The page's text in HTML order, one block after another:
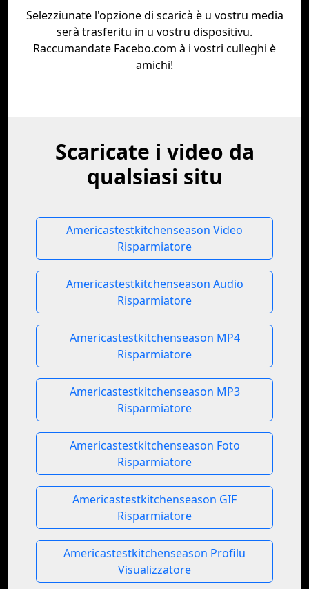
Selezziunate l'opzione di scaricà è u vostru media
serà trasferitu in u vostru dispositivu.
Raccumandate Facebo.com à i vostri culleghi è
amichi!
Scaricate i video da
qualsiasi situ
Americastestkitchenseason Video
Risparmiatore
Americastestkitchenseason Audio
Risparmiatore
Americastestkitchenseason MP4
Risparmiatore
Americastestkitchenseason MP3
Risparmiatore
Americastestkitchenseason Foto
Risparmiatore
Americastestkitchenseason GIF
Risparmiatore
Americastestkitchenseason Profilu
Visualizzatore